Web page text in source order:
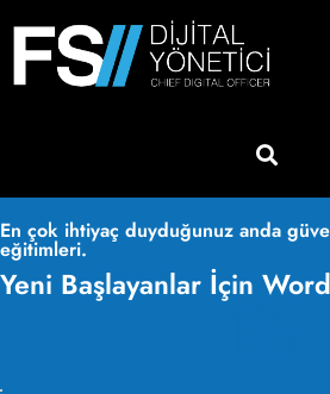
En çok ihtiyaç duyduğunuz anda
eğitimleri.
Yeni Başlayanlar İçin